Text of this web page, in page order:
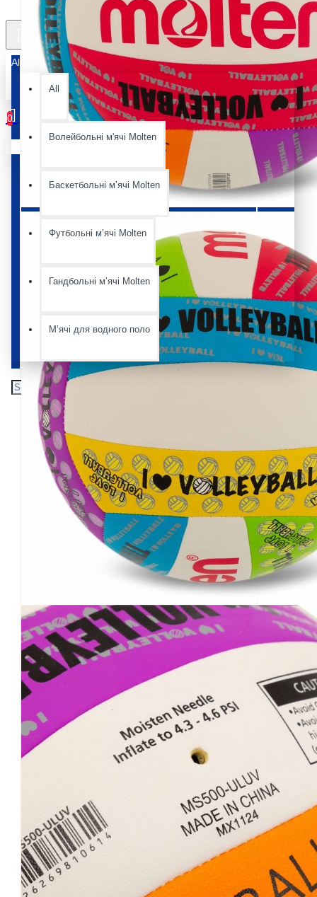
All
All
Волейбольні м'ячі Molten
Баскетбольні мʼячі Molten
Футбольні мʼячі Molten
Гандбольні мʼячі Molten
Мʼячі для водного поло
0